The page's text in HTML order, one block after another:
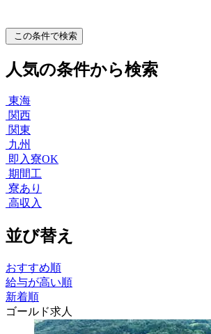
この条件で検索
人気の条件から検索
東海
関西
関東
九州
即入寮OK
期間工
寮あり
高収入
並び替え
おすすめ順
給与が高い順
新着順
ゴールド求人